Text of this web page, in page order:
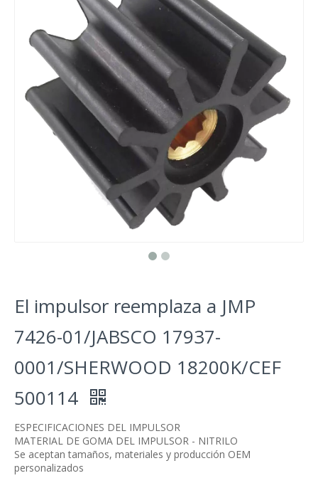
El impulsor reemplaza a JMP
7426-01/JABSCO 17937-
0001/SHERWOOD 18200K/CEF
500114
ESPECIFICACIONES DEL IMPULSOR
MATERIAL DE GOMA DEL IMPULSOR - NITRILO
Se aceptan tamaños, materiales y producción OEM
personalizados